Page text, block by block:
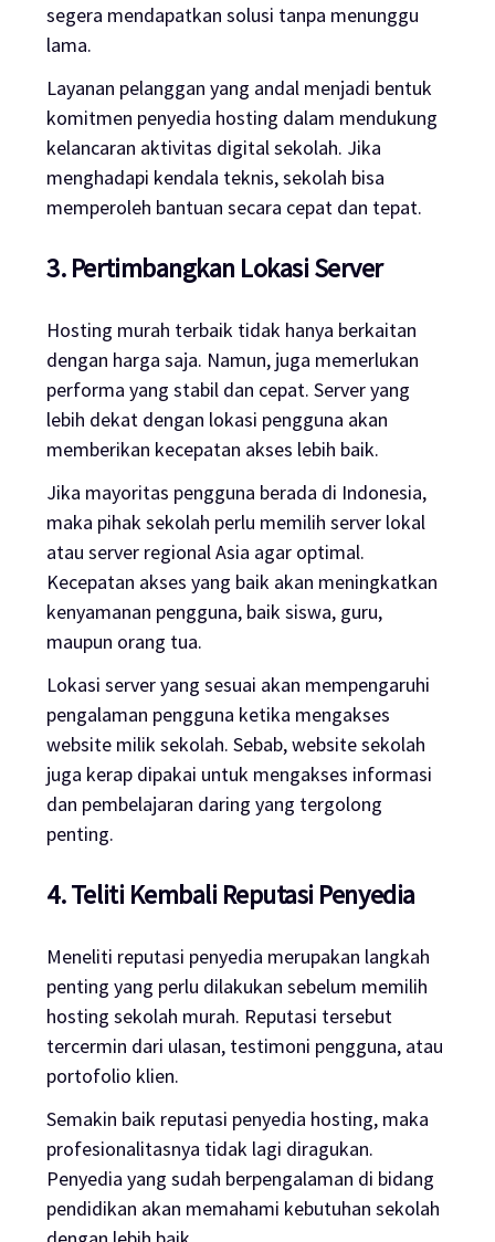
segera mendapatkan solusi tanpa menunggu
lama.
Layanan pelanggan yang andal menjadi bentuk
komitmen penyedia hosting dalam mendukung
kelancaran aktivitas digital sekolah. Jika
menghadapi kendala teknis, sekolah bisa
memperoleh bantuan secara cepat dan tepat.
3. Pertimbangkan LokasiServer
Hosting murah terbaik tidak hanya berkaitan
dengan harga saja. Namun, juga memerlukan
performa yang stabil dan cepat.Serveryang
lebih dekat dengan lokasi pengguna akan
memberikan kecepatan akses lebih baik.
Jika mayoritas pengguna berada di Indonesia,
maka pihak sekolah perlu memilihserver lokal
atauserver regional Asia agar optimal.
Kecepatan akses yang baik akan meningkatkan
kenyamanan pengguna, baik siswa, guru,
maupun orang tua.
Lokasiserveryang sesuai akan mempengaruhi
pengalaman pengguna ketika mengakses
website milik sekolah. Sebab,websitesekolah
juga kerap dipakai untuk mengakses informasi
dan pembelajaran daring yang tergolong
penting.
4. Teliti Kembali Reputasi Penyedia
Meneliti reputasi penyedia merupakan langkah
penting yang perlu dilakukan sebelum memilih
hosting sekolah murah. Reputasi tersebut
tercermin dari ulasan, testimoni pengguna, atau
portofolio klien.
Semakin baik reputasi penyedia hosting, maka
profesionalitasnya tidak lagi diragukan.
Penyedia yang sudah berpengalaman di bidang
pendidikan akan memahami kebutuhan sekolah